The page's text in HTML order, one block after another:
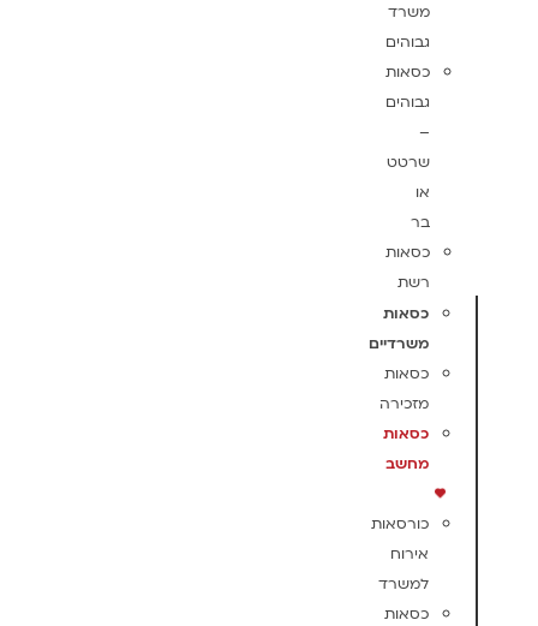
משרד
גבוהים
כסאות
גבוהים
–
שרטט
או
בר
כסאות
רשת
כסאות
משרדיים
כסאות
מזכירה
כסאות
מחשב
כורסאות
אירוח
למשרד
כסאות